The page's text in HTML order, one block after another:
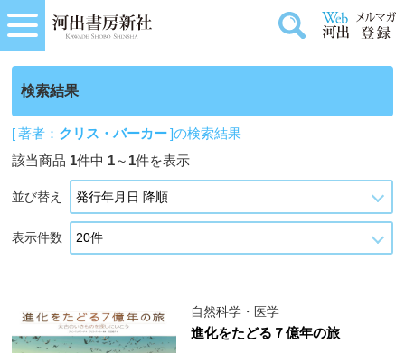
検索結果
[ 著者： クリス・バーカー]の検索結果
該当商品 1件中 1～ 1件を表示
並び替え
表示件数
自然科学・医学
進化をたどる７億年の旅